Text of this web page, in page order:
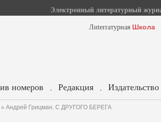
Электронный литературный
Лиterraтурная Школа
номеров . Редакция . Издательство
» Андрей Грицман. С ДРУГОГО БЕРЕГА